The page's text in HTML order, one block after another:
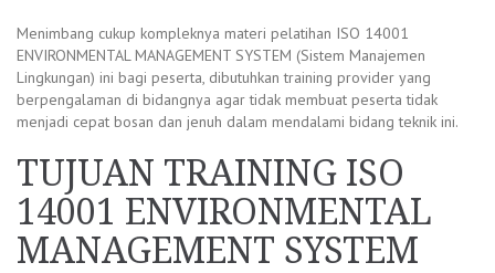
Menimbang cukup kompleknya materi pelatihan ISO 14001
ENVIRONMENTAL MANAGEMENT SYSTEM (Sistem Manajemen
Lingkungan) ini bagi peserta, dibutuhkan training provider yang
berpengalaman di bidangnya agar tidak membuat peserta tidak
menjadi cepat bosan dan jenuh dalam mendalami bidang teknik ini.
TUJUAN TRAINING ISO
14001 ENVIRONMENTAL
MANAGEMENT SYSTEM